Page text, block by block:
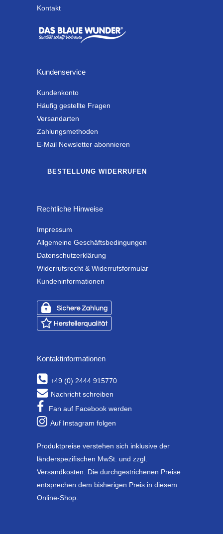
Kontakt
Kundenservice
Kundenkonto
Häufig gestellte Fragen
Versandarten
Zahlungsmethoden
E-Mail Newsletter abonnieren
BESTELLUNG WIDERRUFEN
Rechtliche Hinweise
Impressum
Allgemeine Geschäftsbedingungen
Datenschutzerklärung
Widerrufsrecht & Widerrufsformular
Kundeninformationen
Kontaktinformationen
+49 (0) 2444 915770
Nachricht schreiben
Fan auf Facebook werden
Auf Instagram folgen
Produktpreise verstehen sich inklusive der
länderspezifischen MwSt. und zzgl.
Versandkosten. Die durchgestrichenen Preise
entsprechen dem bisherigen Preis in diesem
Online-Shop.